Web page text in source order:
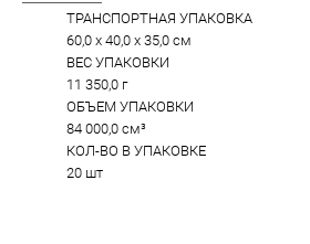
ТРАНСПОРТНАЯ УПАКОВКА
60,0 x 40,0 x 35,0 см
ВЕС УПАКОВКИ
11 350,0 г
ОБЪЕМ УПАКОВКИ
84 000,0 см³
КОЛ-ВО В УПАКОВКЕ
20 шт